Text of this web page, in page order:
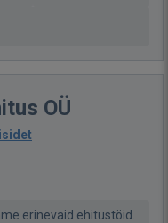
OÜ
erinevaid ehitustöid.